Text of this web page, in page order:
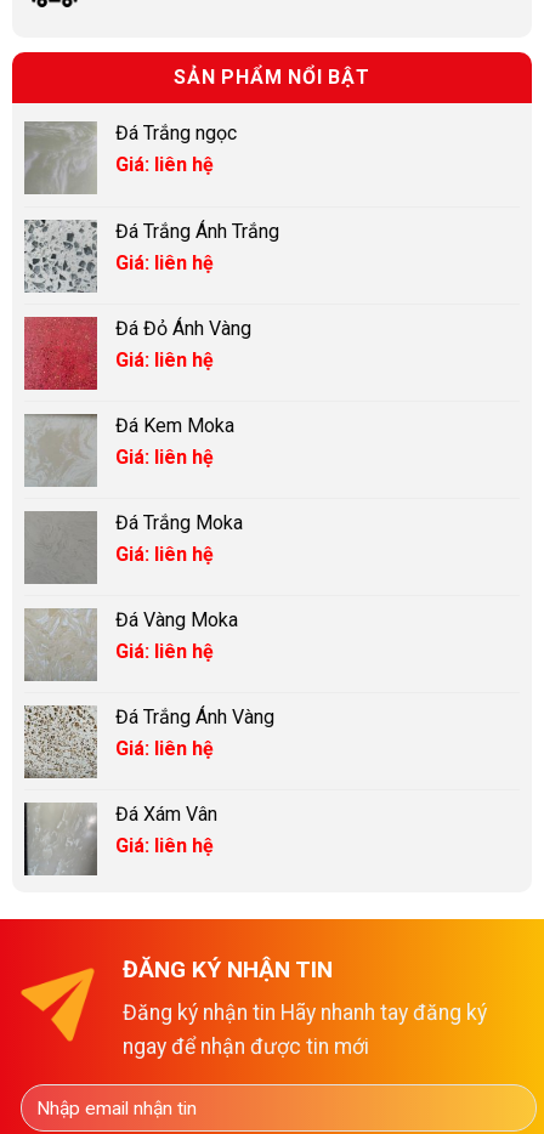
SẢN PHẨM NỔI BẬT
Đá Trắng ngọc
Giá: liên hệ
Đá Trắng Ánh Trắng
Giá: liên hệ
Đá Đỏ Ánh Vàng
Giá: liên hệ
Đá Kem Moka
Giá: liên hệ
Đá Trắng Moka
Giá: liên hệ
Đá Vàng Moka
Giá: liên hệ
Đá Trắng Ánh Vàng
Giá: liên hệ
Đá Xám Vân
Giá: liên hệ
ĐĂNG KÝ NHẬN TIN
Đăng ký nhận tin Hãy nhanh tay đăng ký
ngay để nhận được tin mới